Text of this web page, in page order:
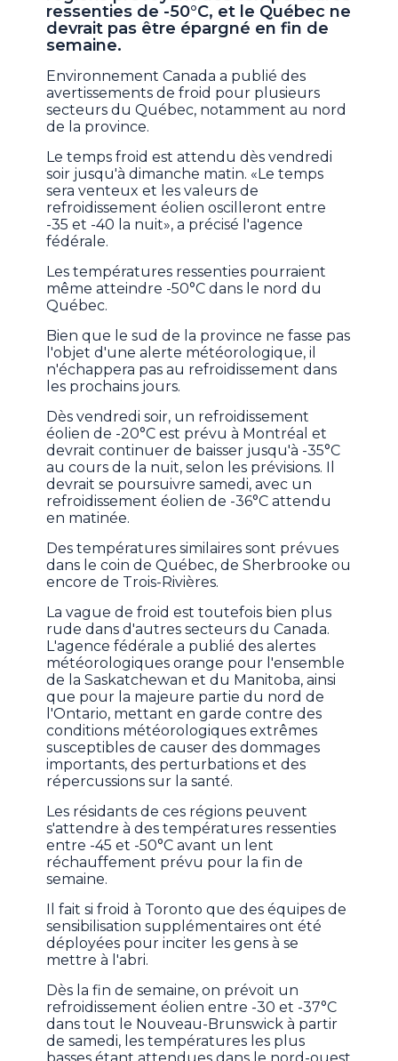
ressenties de -50°C, et le Québec ne
devrait pas être épargné en fin de
semaine.
Environnement Canada a publié des
avertissements de froid pour plusieurs
secteurs du Québec, notamment au nord
de la province.
Le temps froid est attendu dès vendredi
soir jusqu'à dimanche matin. «Le temps
sera venteux et les valeurs de
refroidissement éolien oscilleront entre
-35 et -40 la nuit», a précisé l'agence
fédérale.
Les températures ressenties pourraient
même atteindre -50°C dans le nord du
Québec.
Bien que le sud de la province ne fasse pas
l'objet d'une alerte météorologique, il
n'échappera pas au refroidissement dans
les prochains jours.
Dès vendredi soir, un refroidissement
éolien de -20°C est prévu à Montréal et
devrait continuer de baisser jusqu'à -35°C
au cours de la nuit, selon les prévisions. Il
devrait se poursuivre samedi, avec un
refroidissement éolien de -36°C attendu
en matinée.
Des températures similaires sont prévues
dans le coin de Québec, de Sherbrooke ou
encore de Trois-Rivières.
La vague de froid est toutefois bien plus
rude dans d'autres secteurs du Canada.
L'agence fédérale a publié des alertes
météorologiques orange pour l'ensemble
de la Saskatchewan et du Manitoba, ainsi
que pour la majeure partie du nord de
l'Ontario, mettant en garde contre des
conditions météorologiques extrêmes
susceptibles de causer des dommages
importants, des perturbations et des
répercussions sur la santé.
Les résidants de ces régions peuvent
s'attendre à des températures ressenties
entre -45 et -50°C avant un lent
réchauffement prévu pour la fin de
semaine.
Il fait si froid à Toronto que des équipes de
sensibilisation supplémentaires ont été
déployées pour inciter les gens à se
mettre à l'abri.
Dès la fin de semaine, on prévoit un
refroidissement éolien entre -30 et -37°C
dans tout le Nouveau-Brunswick à partir
de samedi, les températures les plus